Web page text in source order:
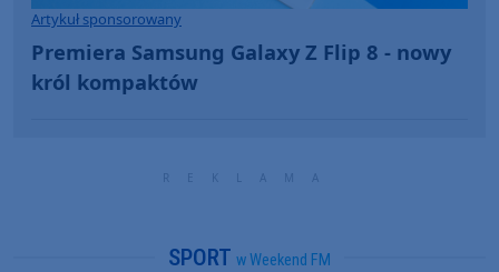
Artykuł sponsorowany
Premiera Samsung Galaxy Z Flip 8 - nowy
król kompaktów
SPORT w Weekend FM